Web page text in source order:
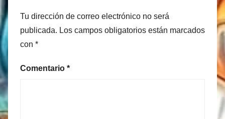
Tu dirección de correo electrónico no será
publicada. Los campos obligatorios están marcados
con *
Comentario *